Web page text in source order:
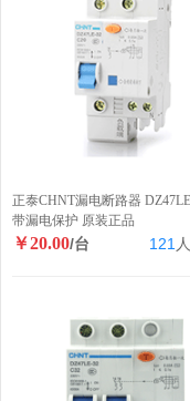
正泰CHNT漏电断路器
带漏电保护 原装正品
￥20.00/台 121 人